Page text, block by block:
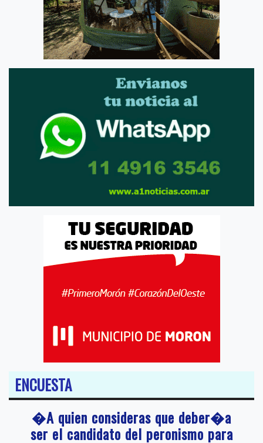
ENCUESTA
�A quien consideras que deber�a
ser el candidato del peronismo para